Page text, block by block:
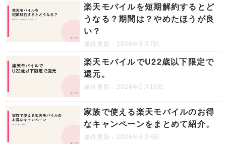
楽天モバイルを短期解約するとど
うなる？期間は？やめたほうが良
い？
最終更新：2026年8月7日
楽天モバイルでU22歳以下限定で
還元。
最終更新：2026年6月16日
家族で使える楽天モバイルのお得
なキャンペーンをまとめて紹介。
最終更新：2026年8月4日